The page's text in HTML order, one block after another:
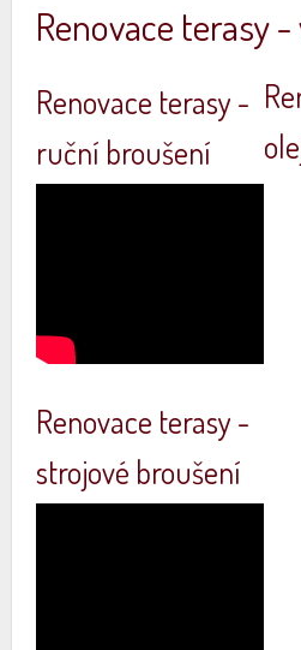
Renovace terasy -
Renovace terasy -
ruční broušení
Renovace terasy -
strojové broušení